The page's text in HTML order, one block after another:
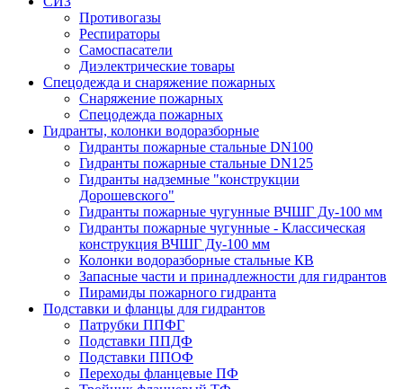
Противогазы
Респираторы
Самоспасатели
Диэлектрические товары
Спецодежда и снаряжение пожарных
Снаряжение пожарных
Спецодежда пожарных
Гидранты, колонки водоразборные
Гидранты пожарные стальные DN100
Гидранты пожарные стальные DN125
Гидранты надземные "конструкции
Дорошевского"
Гидранты пожарные чугунные ВЧШГ Ду-100 мм
Гидранты пожарные чугунные - Классическая
конструкция ВЧШГ Ду-100 мм
Колонки водоразборные стальные КВ
Запасные части и принадлежности для гидрантов
Пирамиды пожарного гидранта
Подставки и фланцы для гидрантов
Патрубки ППФГ
Подставки ППДФ
Подставки ППОФ
Переходы фланцевые ПФ